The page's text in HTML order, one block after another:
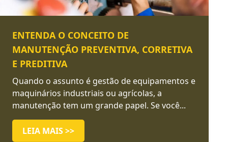
ENTENDA O CONCEITO DE
MANUTENÇÃO PREVENTIVA, CORRETIVA
E PREDITIVA
Quando o assunto é gestão de equipamentos e
maquinários industriais ou agrícolas, a
manutenção tem um grande papel. Se você...
LEIA MAIS >>